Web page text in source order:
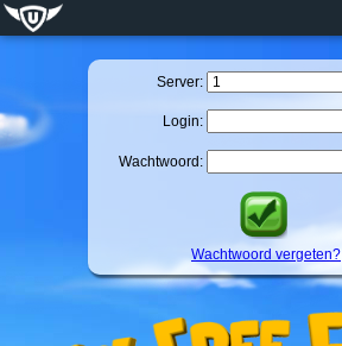
Server:
Login:
Wachtwoord:
Wachtwoord vergeten?